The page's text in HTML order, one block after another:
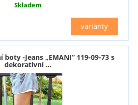
Skladem
varianty
-Jeans „EMANI“ 119-09-73 s
dekorativní ...